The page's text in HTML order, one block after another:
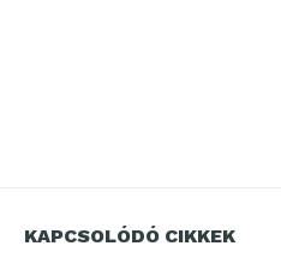
KAPCSOLÓDÓ CIKKEK